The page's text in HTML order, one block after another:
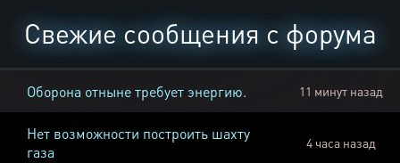
Свежие сообщения с форума
Оборона отныне требует энергию. 11 минут назад
Нет возможности построить шахту
газа
4 часа назад